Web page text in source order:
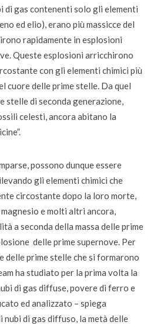
di gas contenenti solo gli elementi
ed elio), erano più massicce del
rapidamente in esplosioni
Queste esplosioni arricchirono
con gli elementi chimici più
cuore delle prime stelle. Da quel
stelle di seconda generazione,
celesti, ancora abitano la
possono dunque essere
gli elementi chimici che
circostante dopo la loro morte,
e molti altri ancora,
a seconda della massa delle prime
delle prime supernove. Per
delle prime stelle che si formarono
ha studiato per la prima volta la
di gas diffuse, povere di ferro e
ed analizzato – spiega
nubi di gas diffuso, la metà delle